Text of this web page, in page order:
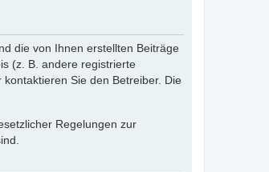
die von Ihnen erstellten Beiträge
(z. B. andere registrierte
Sie den Betreiber. Die
Regelungen zur